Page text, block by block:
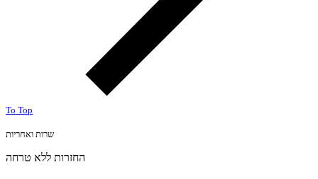
To Top
שרות ואחריות
החזרות ללא טרחה